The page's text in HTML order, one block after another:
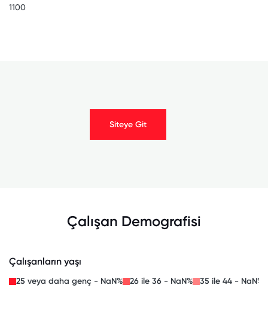
1100
Siteye Git
Çalışan Demografisi
Çalışanların yaşı
25 veya daha genç - NaN% 26 ile 36 - NaN% 35 ile 44 - NaN%